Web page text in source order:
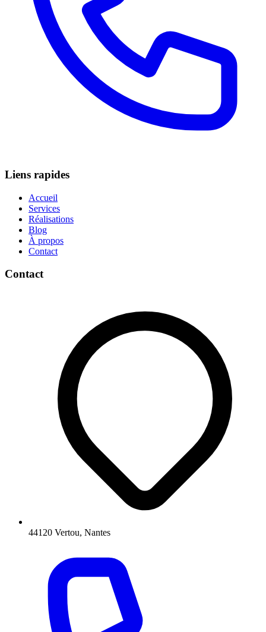
Liens rapides
Accueil
Services
Réalisations
Blog
À propos
Contact
Contact
44120 Vertou, Nantes